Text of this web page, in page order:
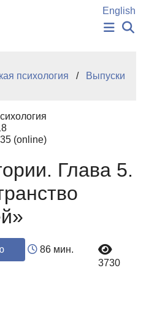
English
СЛОВА
психология
Выпуски
(online)
Глава 5.
86 мин.
3730